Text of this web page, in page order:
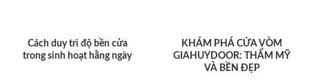
Cách duy trì độ bền cửa
trong sinh hoạt hằng ngày
KHÁM PHÁ CỬA VÒM
GIAHUYDOOR: THẨM MỸ
VÀ BỀN ĐẸP